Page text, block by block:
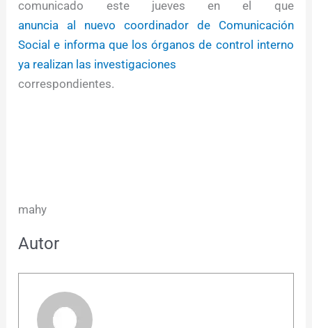
comunicado este jueves en el que
anuncia al nuevo coordinador de Comunicación
Social e informa que los órganos de control interno
ya realizan las investigaciones
correspondientes.
mahy
Autor